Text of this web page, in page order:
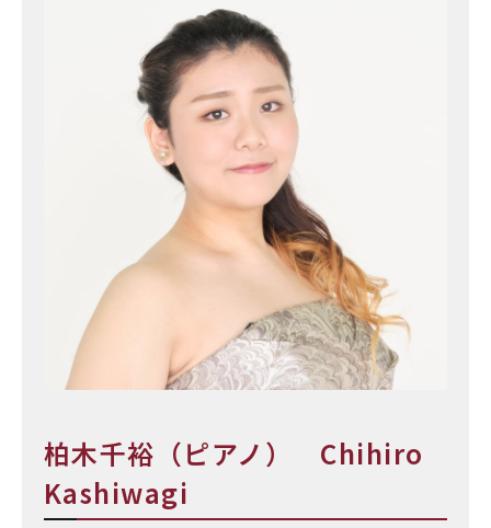
柏木千裕（ピアノ） Chihiro
Kashiwagi